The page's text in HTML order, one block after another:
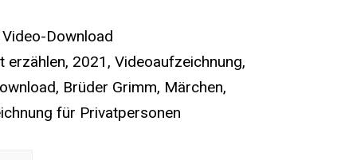
Video-Download
erzählen, 2021 , Videoaufzeichnung,
, Brüder Grimm, Märchen,
für Privatpersonen